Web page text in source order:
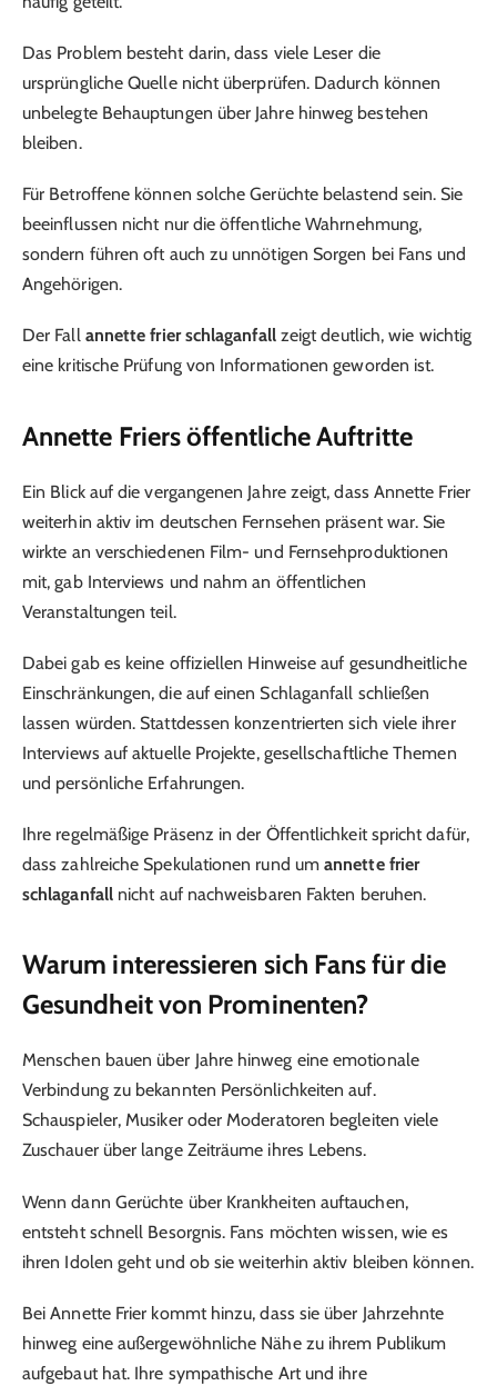
Das Problem besteht darin, dass viele Leser die
ursprüngliche Quelle nicht überprüfen. Dadurch können
unbelegte Behauptungen über Jahre hinweg bestehen
bleiben.
Für Betroffene können solche Gerüchte belastend sein. Sie
beeinflussen nicht nur die öffentliche Wahrnehmung,
sondern führen oft auch zu unnötigen Sorgen bei Fans und
Angehörigen.
Der Fall annette frier schlaganfallzeigt deutlich, wie wichtig
eine kritische Prüfung von Informationen geworden ist.
Annette Friers öffentliche Auftritte
Ein Blick auf die vergangenen Jahre zeigt, dass Annette Frier
weiterhin aktiv im deutschen Fernsehen präsent war. Sie
wirkte an verschiedenen Film- und Fernsehproduktionen
mit, gab Interviews und nahm an öffentlichen
Veranstaltungen teil.
Dabei gab es keine offiziellen Hinweise auf gesundheitliche
Einschränkungen, die auf einen Schlaganfall schließen
lassen würden. Stattdessen konzentrierten sich viele ihrer
Interviews auf aktuelle Projekte, gesellschaftliche Themen
und persönliche Erfahrungen.
Ihre regelmäßige Präsenz in der Öffentlichkeit spricht dafür,
dass zahlreiche Spekulationen rund umannette frier
schlaganfallnicht auf nachweisbaren Fakten beruhen.
Warum interessieren sich Fans für die
Gesundheit von Prominenten?
Menschen bauen über Jahre hinweg eine emotionale
Verbindung zu bekannten Persönlichkeiten auf.
Schauspieler, Musiker oder Moderatoren begleiten viele
Zuschauer über lange Zeiträume ihres Lebens.
Wenn dann Gerüchte über Krankheiten auftauchen,
entsteht schnell Besorgnis. Fans möchten wissen, wie es
ihren Idolen geht und ob sie weiterhin aktiv bleiben können.
Bei Annette Frier kommt hinzu, dass sie über Jahrzehnte
hinweg eine außergewöhnliche Nähe zu ihrem Publikum
aufgebaut hat. Ihre sympathische Art und ihre